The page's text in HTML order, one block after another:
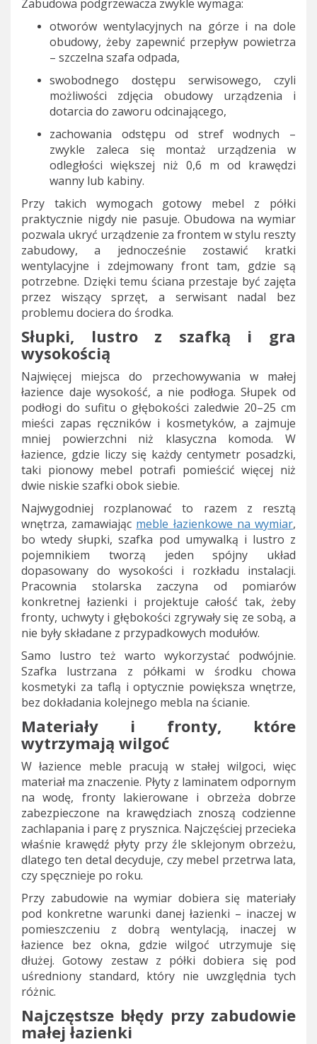
Zabudowa podgrzewacza zwykle wymaga:
otworów wentylacyjnych na górze i na dole
obudowy, żeby zapewnić przepływ powietrza
– szczelna szafa odpada,
swobodnego dostępu serwisowego, czyli
możliwości zdjęcia obudowy urządzenia i
dotarcia do zaworu odcinającego,
zachowania odstępu od stref wodnych –
zwykle zaleca się montaż urządzenia w
odległości większej niż 0,6 m od krawędzi
wanny lub kabiny.
Przy takich wymogach gotowy mebel z półki
praktycznie nigdy nie pasuje. Obudowa na wymiar
pozwala ukryć urządzenie za frontem w stylu reszty
zabudowy, a jednocześnie zostawić kratki
wentylacyjne i zdejmowany front tam, gdzie są
potrzebne. Dzięki temu ściana przestaje być zajęta
przez wiszący sprzęt, a serwisant nadal bez
problemu dociera do środka.
Słupki, lustro z szafką i gra
wysokością
Najwięcej miejsca do przechowywania w małej
łazience daje wysokość, a nie podłoga. Słupek od
podłogi do sufitu o głębokości zaledwie 20–25 cm
mieści zapas ręczników i kosmetyków, a zajmuje
mniej powierzchni niż klasyczna komoda. W
łazience, gdzie liczy się każdy centymetr posadzki,
taki pionowy mebel potrafi pomieścić więcej niż
dwie niskie szafki obok siebie.
Najwygodniej rozplanować to razem z resztą
wnętrza, zamawiając meble łazienkowe na wymiar,
bo wtedy słupki, szafka pod umywalką i lustro z
pojemnikiem tworzą jeden spójny układ
dopasowany do wysokości i rozkładu instalacji.
Pracownia stolarska zaczyna od pomiarów
konkretnej łazienki i projektuje całość tak, żeby
fronty, uchwyty i głębokości zgrywały się ze sobą, a
nie były składane z przypadkowych modułów.
Samo lustro też warto wykorzystać podwójnie.
Szafka lustrzana z półkami w środku chowa
kosmetyki za taflą i optycznie powiększa wnętrze,
bez dokładania kolejnego mebla na ścianie.
Materiały i fronty, które
wytrzymają wilgoć
W łazience meble pracują w stałej wilgoci, więc
materiał ma znaczenie. Płyty z laminatem odpornym
na wodę, fronty lakierowane i obrzeża dobrze
zabezpieczone na krawędziach znoszą codzienne
zachlapania i parę z prysznica. Najczęściej przecieka
właśnie krawędź płyty przy źle sklejonym obrzeżu,
dlatego ten detal decyduje, czy mebel przetrwa lata,
czy spęcznieje po roku.
Przy zabudowie na wymiar dobiera się materiały
pod konkretne warunki danej łazienki – inaczej w
pomieszczeniu z dobrą wentylacją, inaczej w
łazience bez okna, gdzie wilgoć utrzymuje się
dłużej. Gotowy zestaw z półki dobiera się pod
uśredniony standard, który nie uwzględnia tych
różnic.
Najczęstsze błędy przy zabudowie
małej łazienki